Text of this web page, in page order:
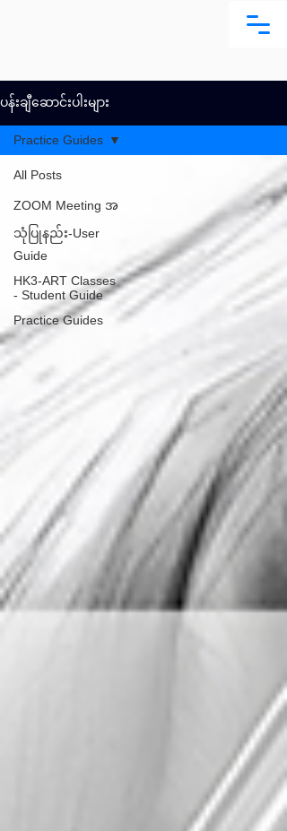
ပန်းချီဆောင်းပါးများ
All Posts
ZOOM Meeting အ
သုံပြုနည်း-User
Guide
HK3-ART Classes
- Student Guide
Practice Guides
Practice Guides